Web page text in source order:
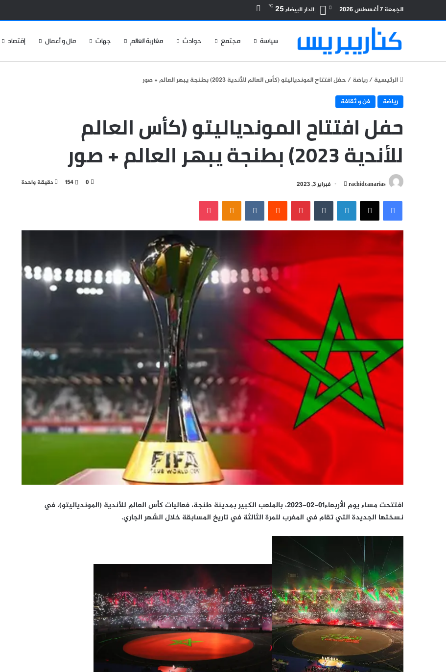
الجمعة 7 أغسطس 2026 الدار البيضاء 25
℃
سياسة مجتمع حوادث مغاربة العالم جهات مال و أعمال إقتصاد
الرئيسية/رياضة/حفل افتتاح الموندياليتو (كأس العالم للأندية 2023) بطنجة يبهر العالم + صور
رياضة
فن و ثقافة
حفل افتتاح الموندياليتو (كأس العالم
للأندية 2023) بطنجة يبهر العالم + صور
rachidcanarias
أرسل
إلكترونيا
فبراير 3, 2023 0
154 دقيقة واحدة
فيسبوك‫X لينكدإن بينتيريست Odnoklassniki
‫Pocket
افتتحت مساء يوم الأربعاء01-02-2023، بالملعب الكبير بمدينة طنجة، فعاليات كأس العالم للأندية (الموندياليتو)، في
نسختها الجديدة التي تقام في المغرب للمرة الثالثة في تاريخ المسابقة خلال الشهر الجاري.